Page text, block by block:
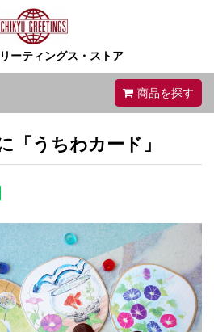
ーティングス・ストア
商品を探す
「うちわカード」